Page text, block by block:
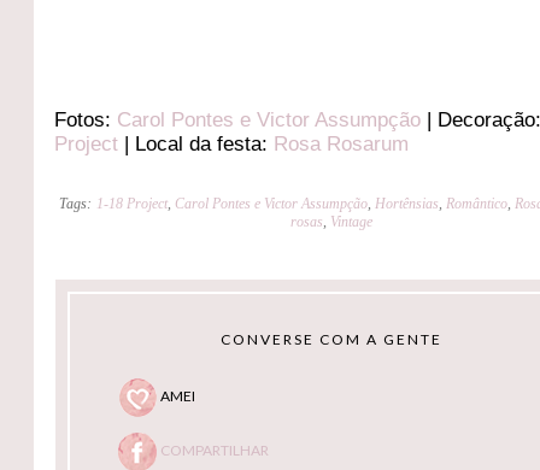
Fotos: Carol Pontes e Victor Assumpção |
Project | Local da festa: Rosa Rosarum
Tags: 1-18 Project, Carol Pontes e Victor Assumpção, Hortênsias, Romântico,
rosas, Vintage
CONVERSE COM A GENTE
AMEI
COMPARTILHAR